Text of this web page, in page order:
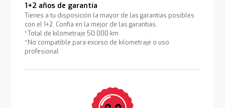
1+2 años de garantía
Tienes a tu disposición la mayor de las garantías posibles
con el 1+2. Confía en la mejor de las garantías.
*Total de kilometraje 50.000 km
*No compatible para exceso de kilometraje o uso
profesional